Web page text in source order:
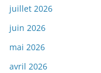
juillet 2026
juin 2026
mai 2026
avril 2026